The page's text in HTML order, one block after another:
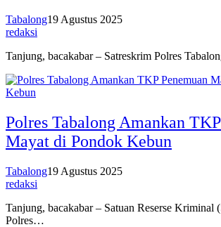
Tabalong19 Agustus 2025
redaksi
Tanjung, bacakabar – Satreskrim Polres
Polres Tabalong Amankan
Mayat di Pondok Kebun
Tabalong19 Agustus 2025
redaksi
Tanjung, bacakabar – Satuan Reserse Kriminal
Polres…